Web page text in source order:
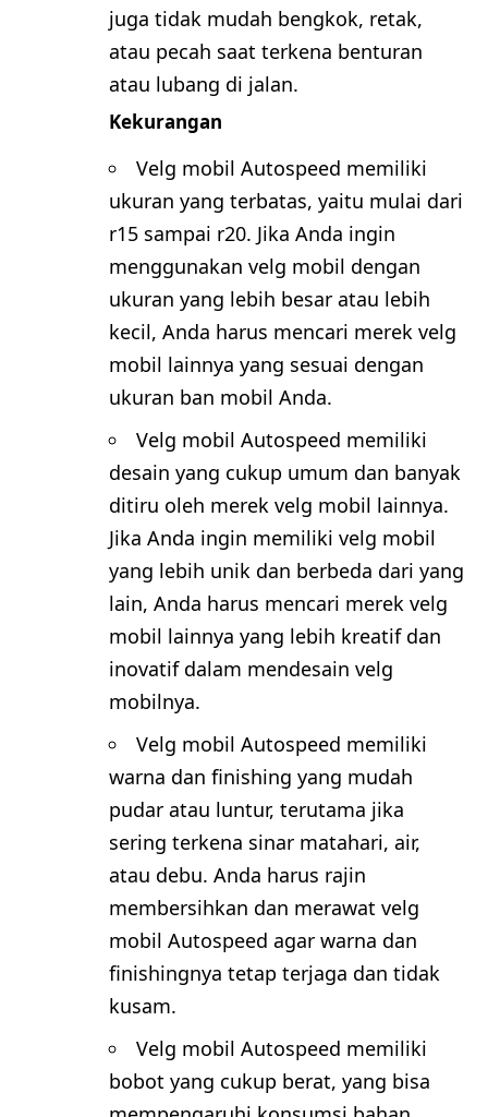
juga tidak mudah bengkok, retak,
atau pecah saat terkena benturan
atau lubang di jalan.
Kekurangan
Velg mobil Autospeed memiliki
ukuran yang terbatas, yaitu mulai dari
r15 sampai r20. Jika Anda ingin
menggunakan velg mobil dengan
ukuran yang lebih besar atau lebih
kecil, Anda harus mencari merek velg
mobil lainnya yang sesuai dengan
ukuran ban mobil Anda.
Velg mobil Autospeed memiliki
desain yang cukup umum dan banyak
ditiru oleh merek velg mobil lainnya.
Jika Anda ingin memiliki velg mobil
yang lebih unik dan berbeda dari yang
lain, Anda harus mencari merek velg
mobil lainnya yang lebih kreatif dan
inovatif dalam mendesain velg
mobilnya.
Velg mobil Autospeed memiliki
warna dan finishing yang mudah
pudar atau luntur, terutama jika
sering terkena sinar matahari, air,
atau debu. Anda harus rajin
membersihkan dan merawat velg
mobil Autospeed agar warna dan
finishingnya tetap terjaga dan tidak
kusam.
Velg mobil Autospeed memiliki
bobot yang cukup berat, yang bisa